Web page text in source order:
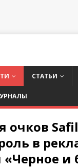
СТАТЬИ
очков
в
и